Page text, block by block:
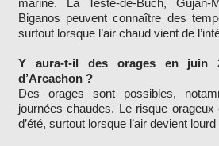
marine. La Teste-de-Buch,
Biganos peuvent connaître des
surtout lorsque l’air chaud vient de
Y aura-t-il des orages en juin
d’Arcachon ?
Des orages sont possibles,
journées chaudes. Le risque
d’été, surtout lorsque l’air devient